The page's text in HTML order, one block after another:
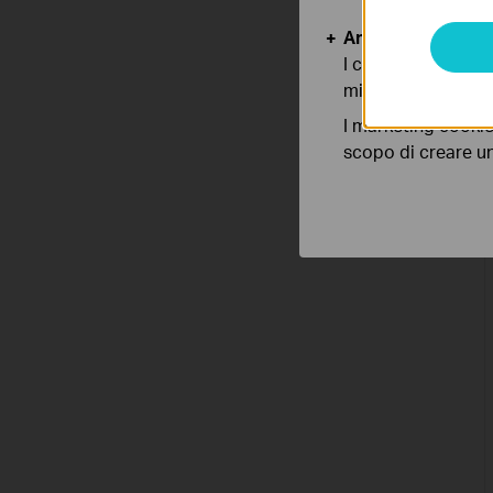
Analytics e
I cookies analitici
migliorarne le
I marketing
scopo di creare